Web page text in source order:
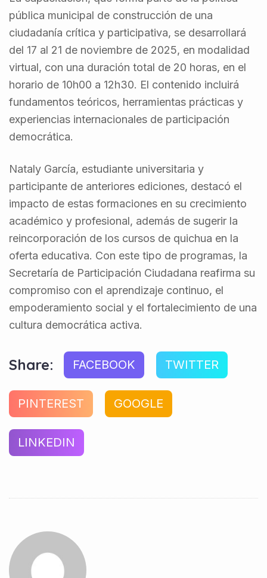
pública municipal de construcción de una
ciudadanía crítica y participativa, se desarrollará
del 17 al 21 de noviembre de 2025, en modalidad
virtual, con una duración total de 20 horas, en el
horario de 10h00 a 12h30. El contenido incluirá
fundamentos teóricos, herramientas prácticas y
experiencias internacionales de participación
democrática.
Nataly García, estudiante universitaria y
participante de anteriores ediciones, destacó el
impacto de estas formaciones en su crecimiento
académico y profesional, además de sugerir la
reincorporación de los cursos de quichua en la
oferta educativa. Con este tipo de programas, la
Secretaría de Participación Ciudadana reafirma su
compromiso con el aprendizaje continuo, el
empoderamiento social y el fortalecimiento de una
cultura democrática activa.
Share: FACEBOOK TWITTER
PINTEREST GOOGLE
LINKEDIN